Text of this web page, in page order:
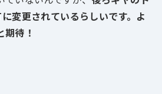
変更されているらしいです。よ
待！